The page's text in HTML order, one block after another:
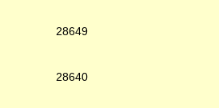
28649
28640